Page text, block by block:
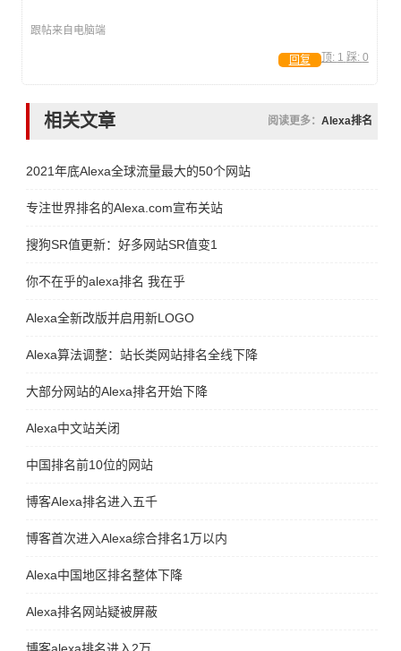
跟帖来自电脑端
顶: 1 踩: 0
回复
相关文章 阅读更多： Alexa排名
2021年底Alexa全球流量最大的50个网站
专注世界排名的Alexa.com宣布关站
搜狗SR值更新：好多网站SR值变1
你不在乎的alexa排名 我在乎
Alexa全新改版并启用新LOGO
Alexa算法调整：站长类网站排名全线下降
大部分网站的Alexa排名开始下降
Alexa中文站关闭
中国排名前10位的网站
博客Alexa排名进入五千
博客首次进入Alexa综合排名1万以内
Alexa中国地区排名整体下降
Alexa排名网站疑被屏蔽